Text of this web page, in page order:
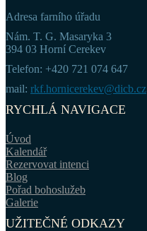
Adresa farního úřadu
Nám. T. G. Masaryka 3
394 03 Horní Cerekev
Telefon: +420 721 074 647
mail: rkf.hornicerekev@dicb.cz
RYCHLÁ NAVIGACE
Úvod
Kalendář
Rezervovat intenci
Blog
Pořad bohoslužeb
Galerie
UŽITEČNÉ ODKAZY